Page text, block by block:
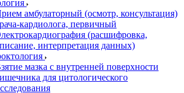
амбулаторный (осмотр, консультация)
кардиолога, первичный
(расшифровка,
интерпретация данных)
мазка с внутренней поверхности
для цитологического